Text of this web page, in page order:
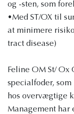
og -sten, som
•Med ST/OX til
at minimere
tract disease)
Feline OM St/
specialfoder,
hos overvægtige
Management